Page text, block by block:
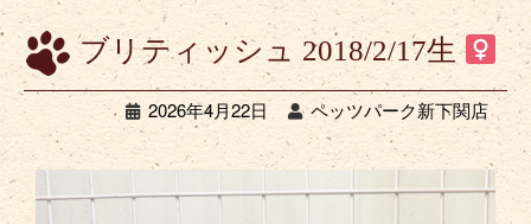
ブリティッシュ 2018/2/17生
2026年4月22日 ペッツパーク新下関店